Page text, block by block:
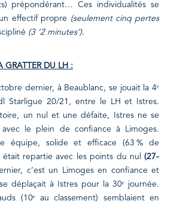
prépondérant… Ces individualités se
effectif propre (seulement cinq pertes
(3 ‘2 minutes’).
GRATTER DU LH :
dernier, à Beaublanc, se jouait la 4ᵉ
Starligue 20/21, entre le LH et Istres.
un nul et une défaite, Istres ne se
avec le plein de confiance à Limoges.
équipe, solide et efficace (63 % de
était repartie avec les points du nul(27-
c’est un Limoges en confiance et
déplaçait à Istres pour la 30ᵉ journée.
(10ᵉ au classement) semblaient en